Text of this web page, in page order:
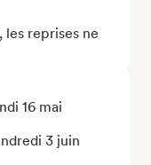
les reprises ne
16 mai
3 juin